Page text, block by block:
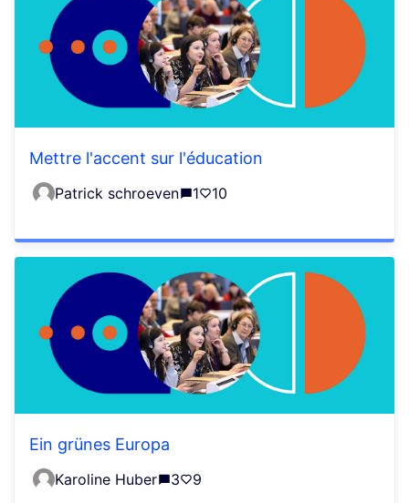
Mettre l'accent sur l'éducation
Patrick schroeven 1 10
Ein grünes Europa
Karoline Huber 3 9